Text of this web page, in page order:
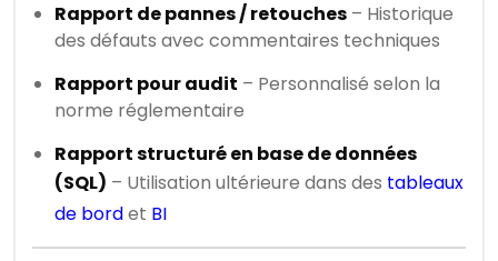
Rapport de pannes / retouches – Historique
des défauts avec commentaires techniques
Rapport pour audit – Personnalisé selon la
norme réglementaire
Rapport structuré en base de données
(SQL) – Utilisation ultérieure dans des tableaux
de bordet BI